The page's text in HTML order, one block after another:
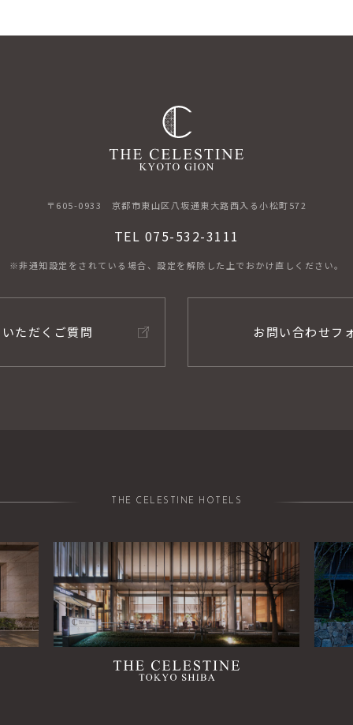
〒605-0933 京都市東山区八坂通東大路西入る小松町572
TEL 075-532-3111
※非通知設定をされている場合、 設定を解除した上でおかけ直しください。
いただくご質問 お問い合わせフ
THE CELESTINE HOTELS